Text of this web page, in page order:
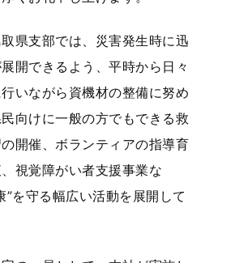
県支部では、災害発生時に迅
開できるよう、平時から日々
いながら資機材の整備に努め
向けに一般の方でもできる救
開催、ボランティアの指導育
視覚障がい者支援事業な
”を守る幅広い活動を展開して